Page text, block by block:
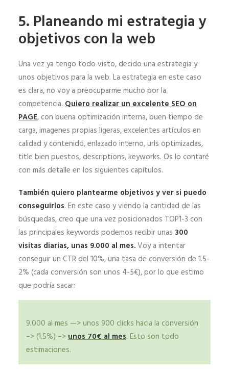
5. Planeando mi estrategia y
objetivos con la web
Una vez ya tengo todo visto, decido una estrategia y
unos objetivos para la web. La estrategia en este caso
es clara, no voy a preocuparme mucho por la
competencia. Quiero realizar un excelente SEO on
PAGE, con buena optimización interna, buen tiempo de
carga, imagenes propias ligeras, excelentes artículos en
calidad y contenido, enlazado interno, urls optimizadas,
title bien puestos, descriptions, keyworks. Os lo contaré
con más detalle en los siguientes capítulos.
También quiero plantearme objetivos y ver si puedo
conseguirlos. En este caso y viendo la cantidad de las
búsquedas, creo que una vez posicionados TOP1-3 con
las principales keywords podemos recibir unas 300
visitas diarias, unas 9.000 al mes.Voy a intentar
conseguir un CTR del 10%, una tasa de conversión de 1.5-
2% (cada conversión son unos 4-5€), por lo que estimo
que podría sacar:
9.000 al mes —> unos 900 clicks hacia la conversión
–> (1.5%) –>unos 70€ al mes. Esto son todo
estimaciones.